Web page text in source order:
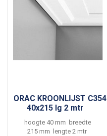
ORAC KROONLIJST C354
40x215 lg 2 mtr
hoogte 40 mm breedte
215 mm lengte 2 mtr